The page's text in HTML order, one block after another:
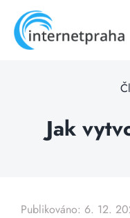
content
Jak
Publikováno: 6. 12.